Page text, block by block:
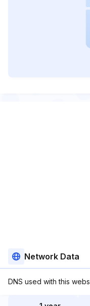
Network Data
DNS used with this